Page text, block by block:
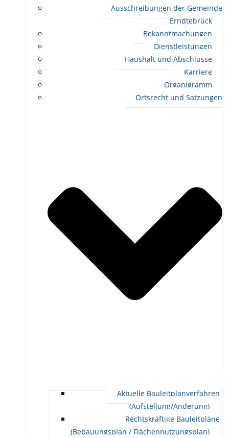
Ausschreibungen der Gemeinde
Erndtebrück
Bekanntmachungen
Dienstleistungen
Haushalt und Abschlüsse
Karriere
Organigramm
Ortsrecht und Satzungen
Aktuelle Bauleitplanverfahren
(Aufstellung/Änderung)
Rechtskräftige Bauleitpläne
(Bebauungsplan / Flächennutzungsplan)